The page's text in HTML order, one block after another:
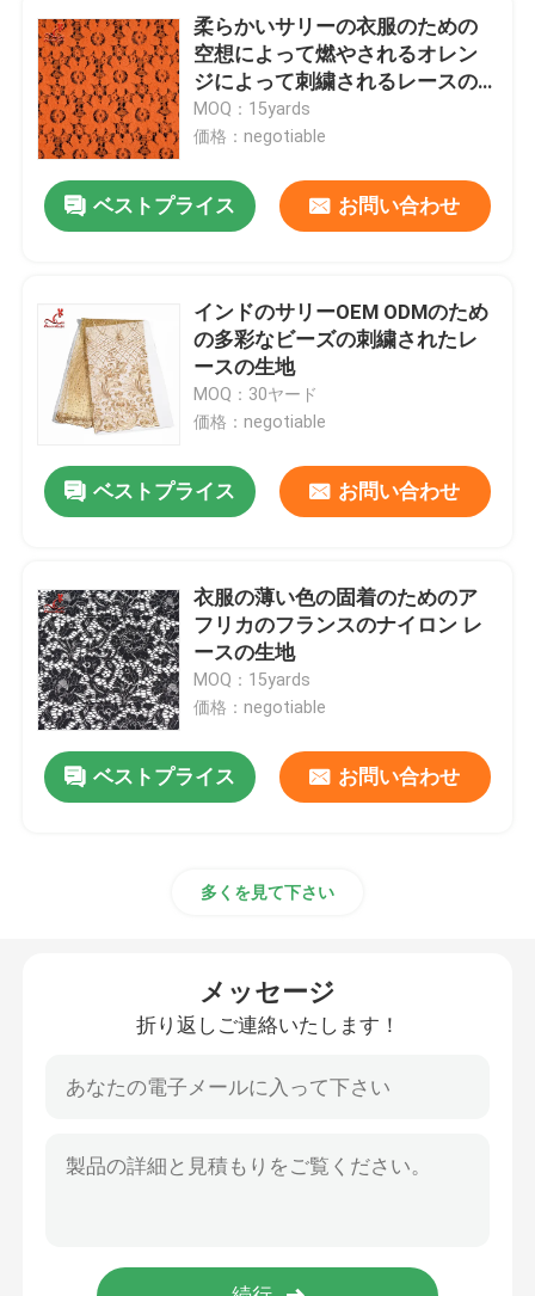
柔らかいサリーの衣服のための
空想によって燃やされるオレン
ジによって刺繍されるレースの
生地
MOQ：15yards
価格：negotiable
ベストプライス お問い合わせ
インドのサリーOEM ODMのため
の多彩なビーズの刺繍されたレ
ースの生地
MOQ：30ヤード
価格：negotiable
ベストプライス お問い合わせ
衣服の薄い色の固着のためのア
フリカのフランスのナイロン レ
ースの生地
MOQ：15yards
価格：negotiable
ベストプライス お問い合わせ
多くを見て下さい
メッセージ
折り返しご連絡いたします！